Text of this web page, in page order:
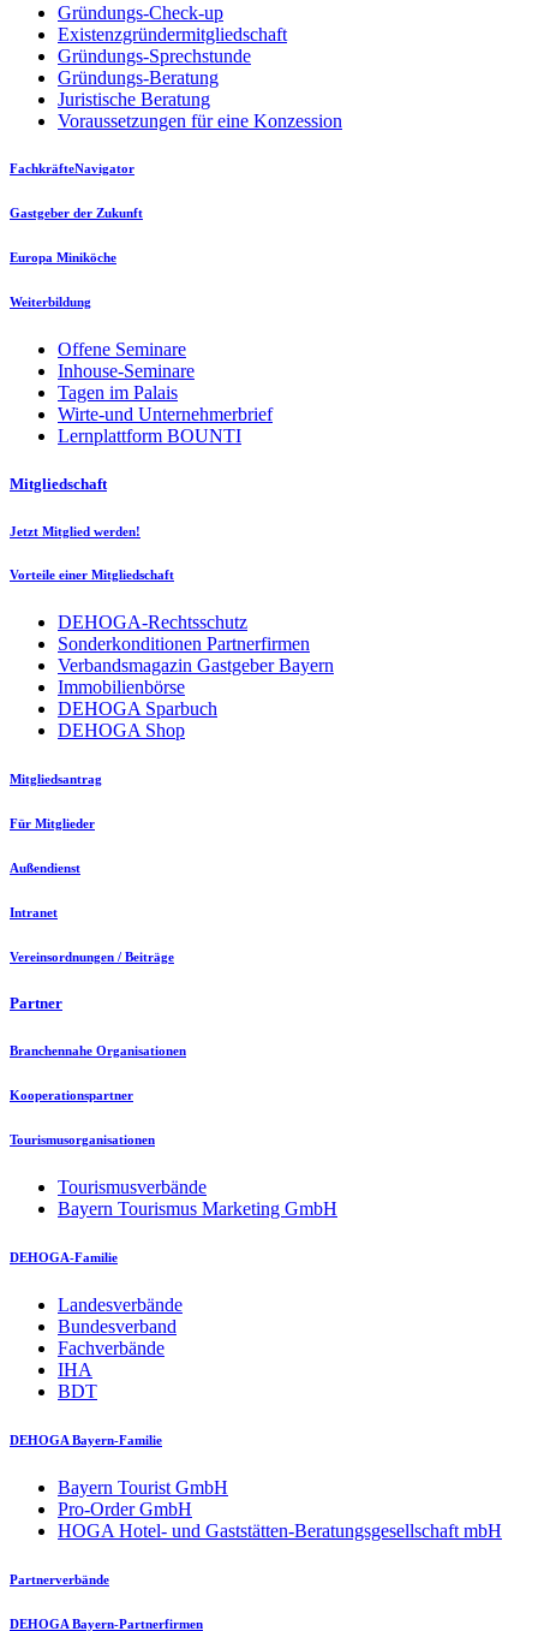
Gründungs-Check-up
Existenzgründermitgliedschaft
Gründungs-Sprechstunde
Gründungs-Beratung
Juristische Beratung
Voraussetzungen für eine Konzession
FachkräfteNavigator
Gastgeber der Zukunft
Europa Miniköche
Weiterbildung
Offene Seminare
Inhouse-Seminare
Tagen im Palais
Wirte-und Unternehmerbrief
Lernplattform BOUNTI
Mitgliedschaft
Jetzt Mitglied werden!
Vorteile einer Mitgliedschaft
DEHOGA-Rechtsschutz
Sonderkonditionen Partnerfirmen
Verbandsmagazin Gastgeber Bayern
Immobilienbörse
DEHOGA Sparbuch
DEHOGA Shop
Mitgliedsantrag
Für Mitglieder
Außendienst
Intranet
Vereinsordnungen / Beiträge
Partner
Branchennahe Organisationen
Kooperationspartner
Tourismusorganisationen
Tourismusverbände
Bayern Tourismus Marketing GmbH
DEHOGA-Familie
Landesverbände
Bundesverband
Fachverbände
IHA
BDT
DEHOGA Bayern-Familie
Bayern Tourist GmbH
Pro-Order GmbH
HOGA Hotel- und Gaststätten-Beratungsgesellschaft mbH
Partnerverbände
DEHOGA Bayern-Partnerfirmen